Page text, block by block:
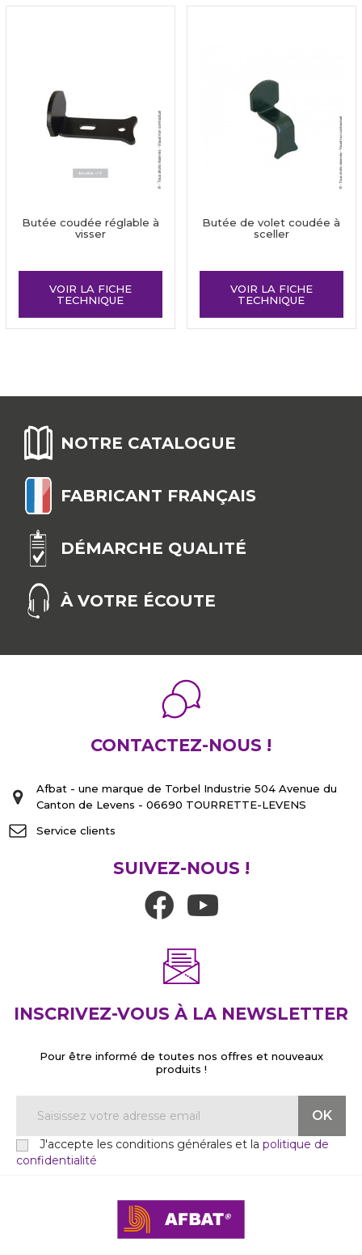
Butée coudée réglable à
visser
VOIR LA FICHE
TECHNIQUE
Butée de volet coudée à
sceller
VOIR LA FICHE
TECHNIQUE
NOTRE CATALOGUE
FABRICANT FRANÇAIS
DÉMARCHE QUALITÉ
À VOTRE ÉCOUTE
CONTACTEZ-NOUS !
Afbat - une marque de Torbel Industrie 504 Avenue du
Canton de Levens - 06690 TOURRETTE-LEVENS
Service clients
SUIVEZ-NOUS !
INSCRIVEZ-VOUS À LA NEWSLETTER
Pour être informé de toutes nos offres et nouveaux
produits !
J'accepte les conditions générales et la politique de
confidentialité